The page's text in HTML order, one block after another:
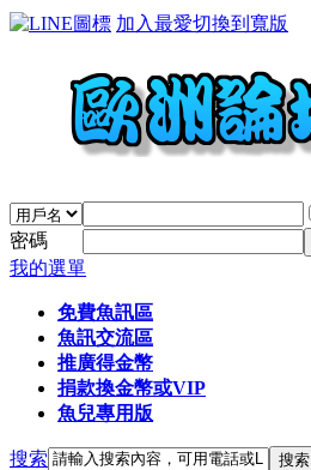
加入最愛切換到寬版
密碼
我的選單
免費魚訊區
魚訊交流區
推廣得金幣
捐款換金幣或VIP
魚兒專用版
搜索 搜索